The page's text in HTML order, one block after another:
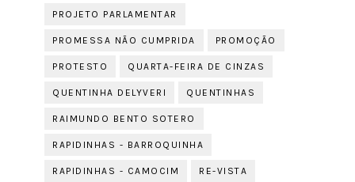
PROJETO PARLAMENTAR
PROMESSA NÃO CUMPRIDA PROMOÇÃO
PROTESTO QUARTA-FEIRA DE CINZAS
QUENTINHA DELYVERI QUENTINHAS
RAIMUNDO BENTO SOTERO
RAPIDINHAS - BARROQUINHA
RAPIDINHAS - CAMOCIM RE-VISTA